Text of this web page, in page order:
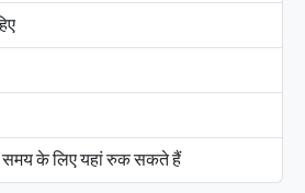
समय के लिए यहां रुक सकते हैं